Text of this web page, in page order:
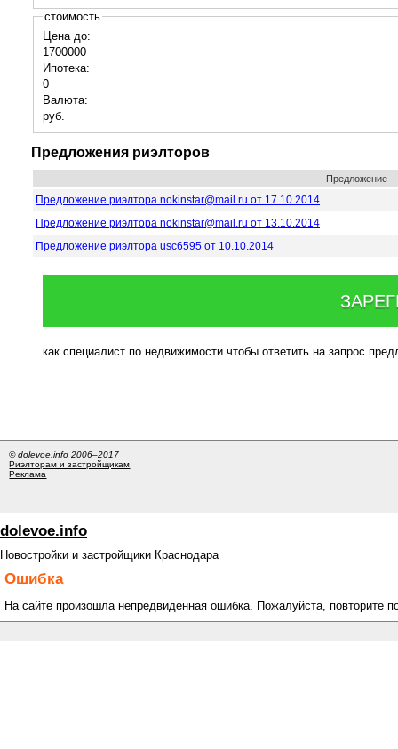
стоимость
Цена до:
1700000
Ипотека:
0
Валюта:
руб.
Предложения риэлторов
Предложение
Предложение риэлтора nokinstar@mail.ru от 17.10.2014
Предложение риэлтора nokinstar@mail.ru от 13.10.2014
Предложение риэлтора usc6595 от 10.10.2014
как специалист по недвижимости чтобы ответить на запрос
© dolevoe.info 2006–2017
Риэлторам и застройщикам
Реклама
dolevoe.info
Новостройки и застройщики Краснодара
Ошибка
На сайте произошла непредвиденная ошибка. Пожалуйста, повторите